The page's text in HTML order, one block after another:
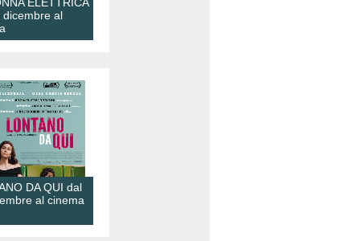
dicembre al
DA QUI dal
al cinema